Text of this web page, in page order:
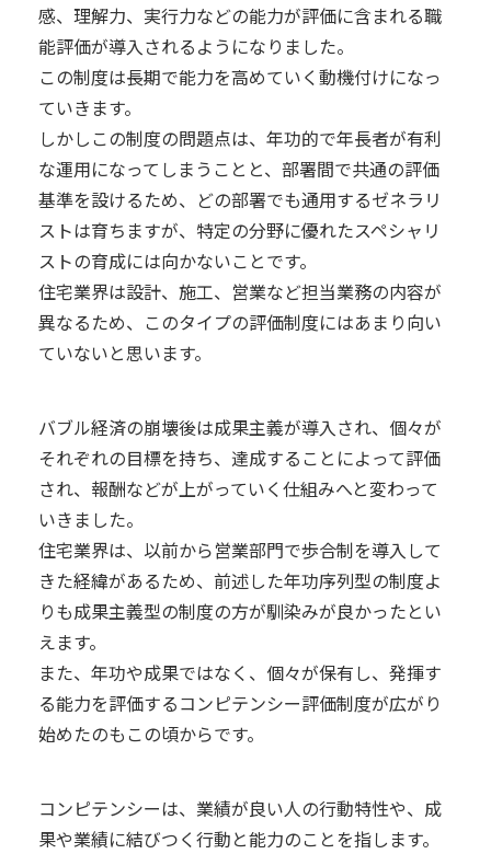
感、理解力、実行力などの能力が評価に含まれる職
能評価が導入されるようになりました。
この制度は長期で能力を高めていく動機付けになっ
ていきます。
しかしこの制度の問題点は、年功的で年長者が有利
な運用になってしまうことと、部署間で共通の評価
基準を設けるため、どの部署でも通用するゼネラリ
ストは育ちますが、特定の分野に優れたスペシャリ
ストの育成には向かないことです。
住宅業界は設計、施工、営業など担当業務の内容が
異なるため、このタイプの評価制度にはあまり向い
ていないと思います。
バブル経済の崩壊後は成果主義が導入され、個々が
それぞれの目標を持ち、達成することによって評価
され、報酬などが上がっていく仕組みへと変わって
いきました。
住宅業界は、以前から営業部門で歩合制を導入して
きた経緯があるため、前述した年功序列型の制度よ
りも成果主義型の制度の方が馴染みが良かったとい
えます。
また、年功や成果ではなく、個々が保有し、発揮す
る能力を評価するコンピテンシー評価制度が広がり
始めたのもこの頃からです。
コンピテンシーは、業績が良い人の行動特性や、成
果や業績に結びつく行動と能力のことを指します。